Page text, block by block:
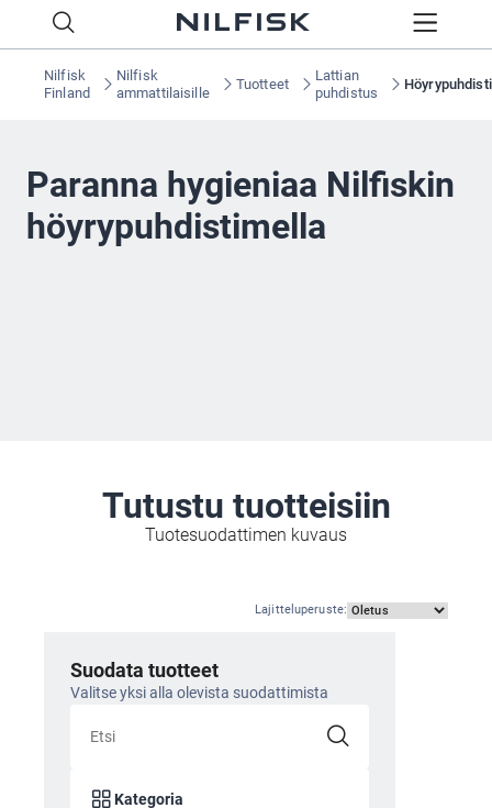
Nilfisk
Finland
Nilfisk
ammattilaisille
Tuotteet
Lattian
puhdistus
Paranna hygieniaa Nilfiskin
höyrypuhdistimella
Tutustu tuotteisiin
Tuotesuodattimen kuvaus
Lajitteluperuste:
Suodata tuotteet
Valitse yksi alla olevista suodattimista
Kategoria